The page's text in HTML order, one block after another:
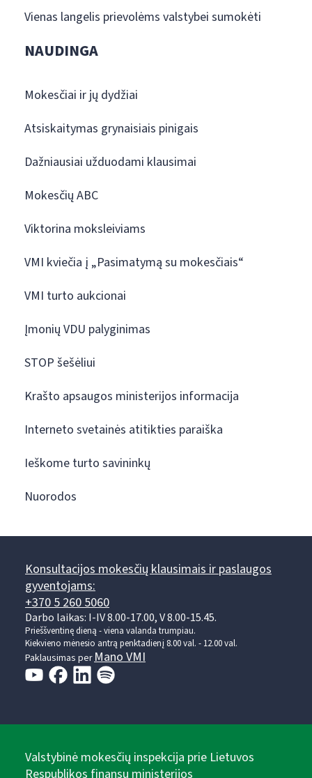
Vienas langelis prievolėms valstybei sumokėti
NAUDINGA
Mokesčiai ir jų dydžiai
Atsiskaitymas grynaisiais pinigais
Dažniausiai užduodami klausimai
Mokesčių ABC
Viktorina moksleiviams
VMI kviečia į „Pasimatymą su mokesčiais“
VMI turto aukcionai
Įmonių VDU palyginimas
STOP šešėliui
Krašto apsaugos ministerijos informacija
Interneto svetainės atitikties paraiška
Ieškome turto savininkų
Nuorodos
Konsultacijos mokesčių klausimais ir paslaugos
gyventojams:
+370 5 260 5060
Darbo laikas: I-IV 8.00-17.00, V 8.00-15.45.
Prieššventinę dieną - viena valanda trumpiau.
Kiekvieno mėnesio antrą penktadienį 8.00 val. - 12.00 val.
Paklausimas perMano VMI
Valstybinė mokesčių inspekcija prie Lietuvos
Respublikos finansų ministerijos